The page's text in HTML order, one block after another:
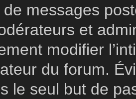
messages
et
modifier
du forum.
le seul but de